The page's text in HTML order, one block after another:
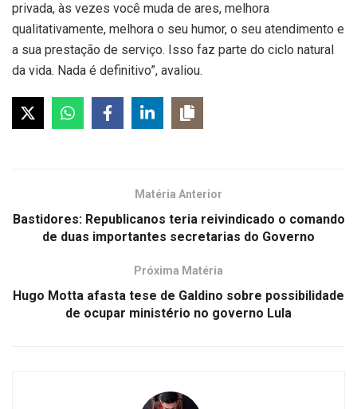
privada, às vezes você muda de ares, melhora
qualitativamente, melhora o seu humor, o seu atendimento e
a sua prestação de serviço. Isso faz parte do ciclo natural
da vida. Nada é definitivo”, avaliou.
Matéria Anterior
Bastidores: Republicanos teria reivindicado o comando
de duas importantes secretarias do Governo
Próxima Matéria
Hugo Motta afasta tese de Galdino sobre possibilidade
de ocupar ministério no governo Lula